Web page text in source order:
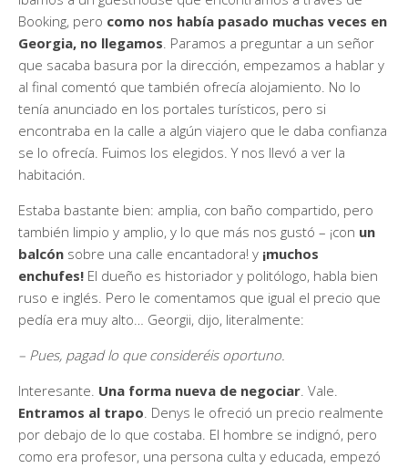
Booking, pero como nos había pasado muchas veces en
Georgia, no llegamos. Paramos a preguntar a un señor
que sacaba basura por la dirección, empezamos a hablar y
al final comentó que también ofrecía alojamiento. No lo
tenía anunciado en los portales turísticos, pero si
encontraba en la calle a algún viajero que le daba confianza
se lo ofrecía. Fuimos los elegidos. Y nos llevó a ver la
habitación.
Estaba bastante bien: amplia, con baño compartido, pero
también limpio y amplio, y lo que más nos gustó – ¡con un
balcón sobre una calle encantadora! y ¡muchos
enchufes! El dueño es historiador y politólogo, habla bien
ruso e inglés. Pero le comentamos que igual el precio que
pedía era muy alto… Georgii, dijo, literalmente:
– Pues, pagad lo que consideréis oportuno.
Interesante. Una forma nueva de negociar. Vale.
Entramos al trapo. Denys le ofreció un precio realmente
por debajo de lo que costaba. El hombre se indignó, pero
como era profesor, una persona culta y educada, empezó